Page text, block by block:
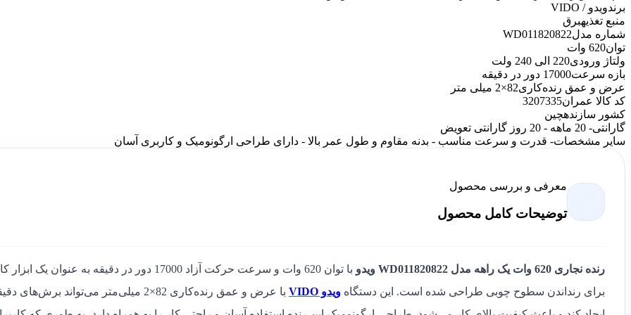
برندویدو / VIDO
منبع تغذیهبرق
شماره مدلWD011820822
توان620 وات
ولتاژ ورودی220 الی 240 ولت
بازه سرعت17000 دور در دقیقه
عرض و عمق رنده‌کاری82×2 میلی متر
کد کالا عمران3207335
کشور سازندهچین
گارانتی- 20 ماهه - 20 روز گارانتی تعویض
سایر مشخصات- قدرت و سرعت مناسب - بدنه مقاوم و طول عمر بالا - دارای طراحی ارگونومیک و کاربری آسان
معرفی و بررسی محصول
توضیحات کامل محصول
رنده نجاری 620 وات یک راهه مدل WD011820822 ویدو
با توان 620 وات و سرعت حرکت آزاد 17000 دور در دقیقه به عنوان یک
برای رنداندن سطوح چوبی طراحی شده است. این دستگاه ویدو VIDO
با عرض و عمق رنده‌کاری 82×2 میلی‌متر می‌تواند برش‌های